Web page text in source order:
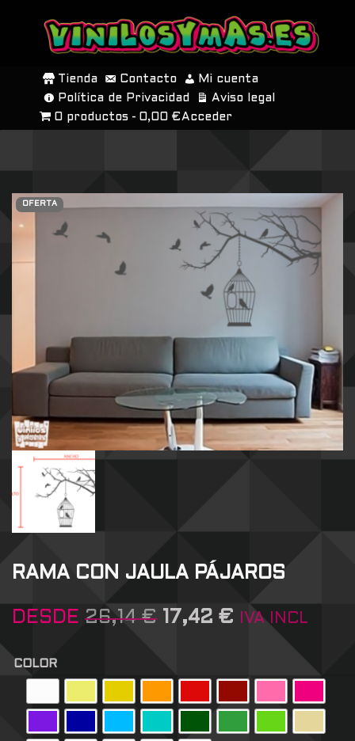
SALTAR
CONTENIDO
Tienda Contacto
Mi cuenta
Política de Privacidad
Aviso legal
0 productos
0,00 € Acceder
OFERTA
RAMA CON JAULA PÁJAROS
DESDE 26,14€ 17,42 € IVA INCL
COLOR